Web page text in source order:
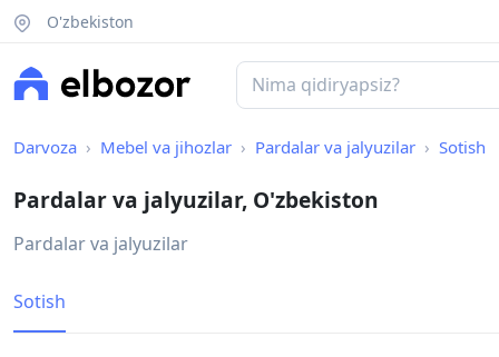
O'zbekiston
Darvoza Mebel va jihozlar Pardalar va jalyuzilar Sotish
Pardalar va jalyuzilar, O'zbekiston
Pardalar va jalyuzilar
Sotish